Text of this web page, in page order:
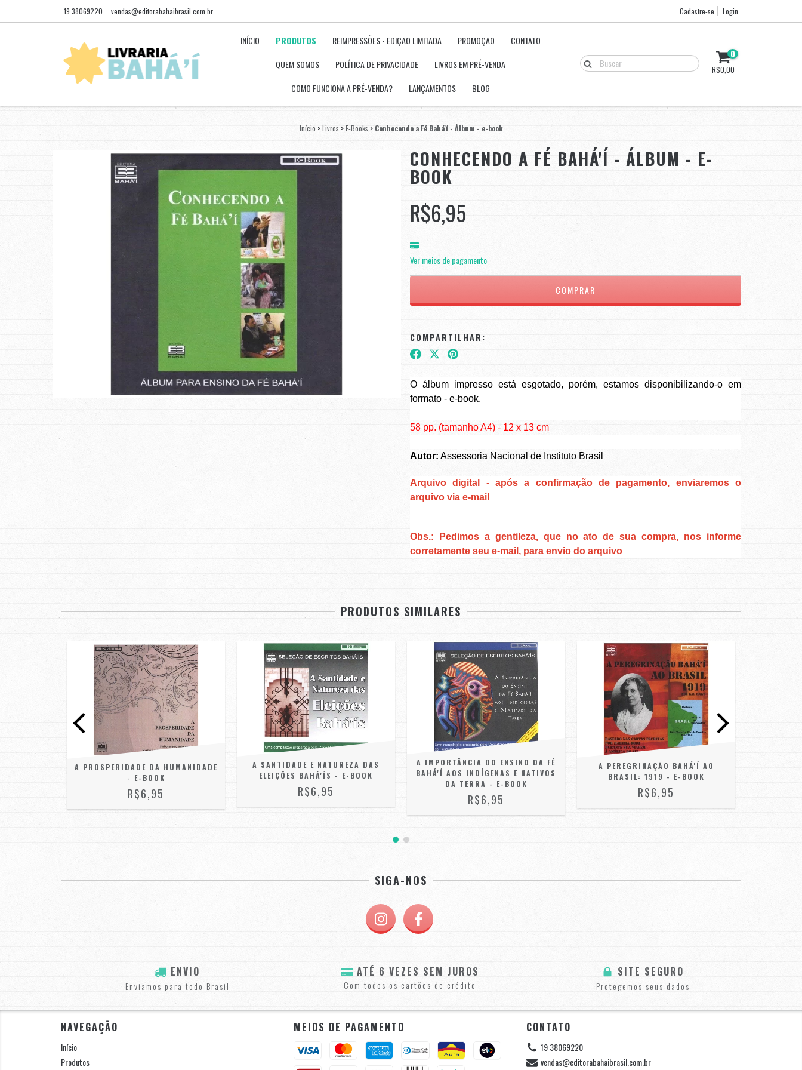
19 38069220 vendas@editorabahaibrasil.com.br Cadastre-se Login
INÍCIO PRODUTOS REIMPRESSÕES - EDIÇÃO LIMITADA PROMOÇÃO
CONTATO
QUEM SOMOS
POLÍTICA DE PRIVACIDADE
LIVROS EM PRÉ-VENDA
COMO FUNCIONA A PRÉ-VENDA?
LANÇAMENTOS BLOG
0
R$0,00
Início > Livros > E-Books > Conhecendo a Fé Bahá'í - Álbum - e-book
CONHECENDO A FÉ BAHÁ'Í - ÁLBUM - E-
BOOK
R$6,95
Ver meios de pagamento
COMPARTILHAR:
O álbum impresso está esgotado, porém, estamos disponibilizando-o em
formato - e-book.
58 pp. (tamanho A4) - 12 x 13 cm
Autor: Assessoria Nacional de Instituto Brasil
Arquivo digital - após a confirmação de pagamento, enviaremos o
arquivo via e-mail
Obs.: Pedimos a gentileza, que no ato de sua compra, nos informe
corretamente seu e-mail, para envio do arquivo
PRODUTOS SIMILARES
A PROSPERIDADE DA HUMANIDADE
- E-BOOK
R$6,95
A SANTIDADE E NATUREZA DAS
ELEIÇÕES BAHÁ'ÍS - E-BOOK
R$6,95
A IMPORTÂNCIA DO ENSINO DA FÉ
BAHÁ'Í AOS INDÍGENAS E NATIVOS
DA TERRA - E-BOOK
R$6,95
A PEREGRINAÇÃO BAHÁ'Í AO
BRASIL: 1919 - E-BOOK
R$6,95
SIGA-NOS
ENVIO
Enviamos para todo Brasil
ATÉ 6 VEZES SEM JUROS
Com todos os cartões de crédito
SITE SEGURO
Protegemos seus dados
NAVEGAÇÃO
Início
Produtos
MEIOS DE PAGAMENTO CONTATO
19 38069220
vendas@editorabahaibrasil.com.br